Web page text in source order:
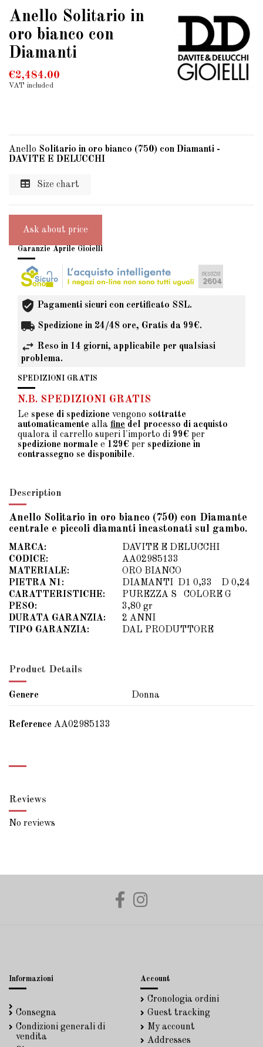
Anello Solitario in
oro bianco con
Diamanti
€2,484.00
VAT included
Anello Solitario in oro bianco (750) con Diamanti -
DAVITE E DELUCCHI
Size chart
Ask about price
Garanzie Aprile Gioielli
Pagamenti sicuri con certificato SSL.
Spedizione in 24/48 ore, Gratis da 99€.
Reso in 14 giorni, applicabile per qualsiasi
problema.
SPEDIZIONI GRATIS
N.B. SPEDIZIONI GRATIS
Le spese di spedizione vengono sottratte
automaticamente alla fine del processo di acquisto
qualora il carrello superi l'importo di 99€ per
spedizione normale e 129€ per spedizione in
contrassegno se disponibile.
Description
Anello Solitario in oro bianco (750) con Diamante
centrale e piccoli diamanti incastonati sul gambo.
MARCA:
DAVITE E DELUCCHI
CODICE:
AA02985133
MATERIALE:
ORO BIANCO
PIETRA N1:
DIAMANTI D1 0,33 D 0,24
CARATTERISTICHE:
PUREZZA S COLORE G
PESO:
3,80 gr
DURATA GARANZIA:
2 ANNI
TIPO GARANZIA:
DAL PRODUTTORE
Product Details
Genere Donna
Reference AA02985133
Reviews
No reviews
Informazioni
Consegna
Condizioni generali di
vendita
Account
Cronologia ordini
Guest tracking
My account
Addresses